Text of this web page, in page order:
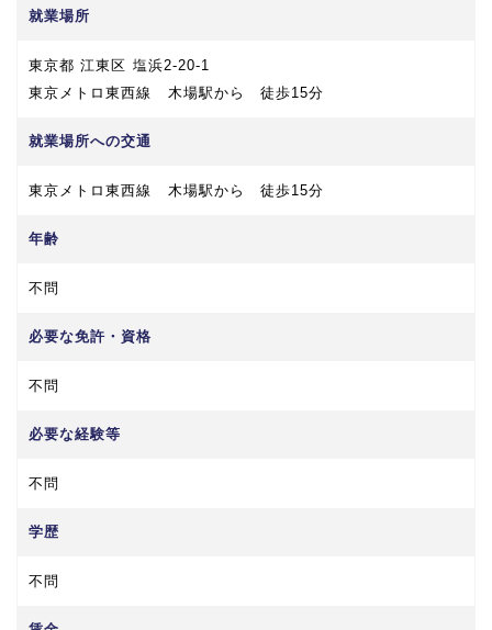
就業場所
東京都 江東区 塩浜2-20-1
東京メトロ東西線 木場駅から 徒歩15分
就業場所への交通
東京メトロ東西線 木場駅から 徒歩15分
年齢
不問
必要な免許・資格
不問
必要な経験等
不問
学歴
不問